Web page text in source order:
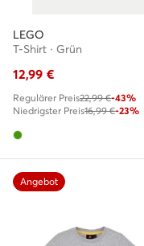
LEGO
T-Shirt · Grün
12,99 €
Regulärer Preis22,99 €-43%
Niedrigster Preis16,99 €-23%
Angebot